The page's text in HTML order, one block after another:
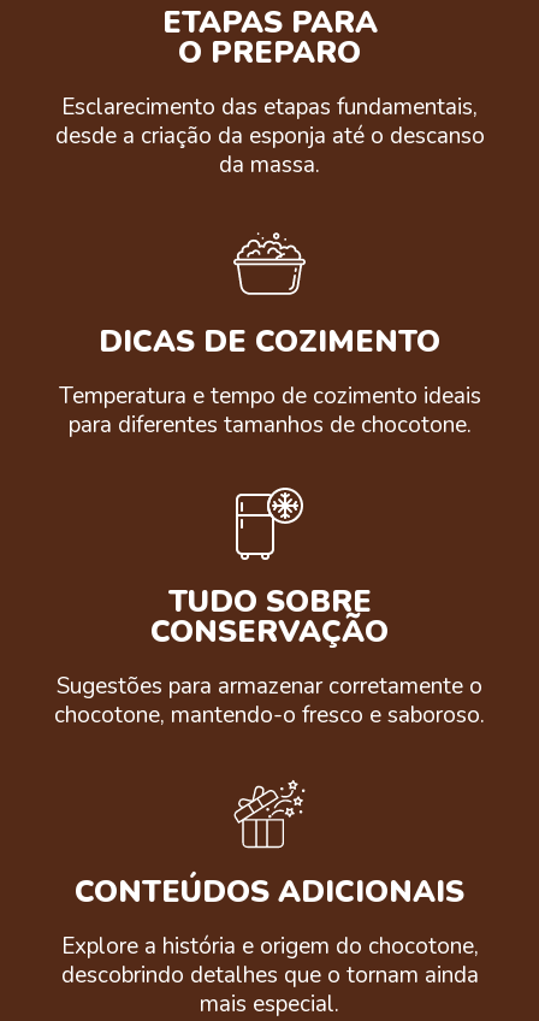
ETAPAS PARA
O PREPARO
Esclarecimento das etapas fundamentais,
desde a criação da esponja até o descanso
da massa.
DICAS DE COZIMENTO
Temperatura e tempo de cozimento ideais
para diferentes tamanhos de chocotone.
TUDO SOBRE
CONSERVAÇÃO
Sugestões para armazenar corretamente o
chocotone, mantendo-o fresco e saboroso.
CONTEÚDOS ADICIONAIS
Explore a história e origem do chocotone,
descobrindo detalhes que o tornam ainda
mais especial.